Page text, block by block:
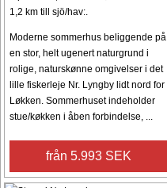
1,2 km till sjö/hav:.
Moderne sommerhus beliggende på
en stor, helt ugenert naturgrund i
rolige, naturskønne omgivelser i det
lille fiskerleje Nr. Lyngby lidt nord for
Løkken. Sommerhuset indeholder
stue/køkken i åben forbindelse, ...
från 5.993 SEK